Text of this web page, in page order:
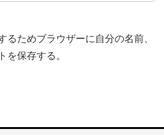
るためブラウザーに自分の名前、
を保存する。